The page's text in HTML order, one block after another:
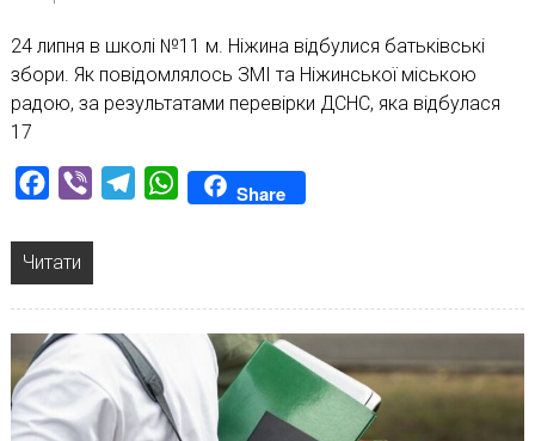
24 липня в школі №11 м. Ніжина відбулися батьківські
збори. Як повідомлялось ЗМІ та Ніжинської міською
радою, за результатами перевірки ДСНС, яка відбулася
17
Facebook
Viber TelegramWhatsAppShare
Читати